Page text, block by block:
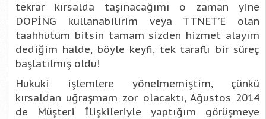
tekrar kırsalda taşınacağımı o zaman yine
DOPİNG kullanabilirim veya TTNET’E olan
taahhütüm bitsin tamam sizden hizmet alayım
dediğim halde, böyle keyfi, tek taraflı bir süreç
başlatılmış oldu!
Hukuki işlemlere yönelmemiştim, çünkü
kırsaldan uğraşmam zor olacaktı, Ağustos 2014
de Müşteri İlişkileriyle yaptığım görüşmeye